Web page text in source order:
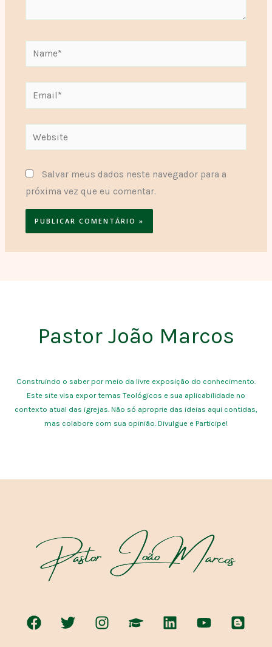
Name*
Email*
Website
Salvar meus dados neste navegador para a
próxima vez que eu comentar.
Pastor João Marcos
Construindo o saber por meio da livre exposição do conhecimento.
Este site visa expor temas Teológicos e sua aplicabilidade no
contexto atual das igrejas. Não só aproprie das ideias aqui contidas,
mas colabore com sua opinião. Divulgue e Participe!